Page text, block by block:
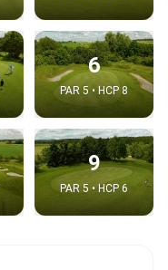
6
PAR 5 • HCP 8
9
PAR 5 • HCP 6